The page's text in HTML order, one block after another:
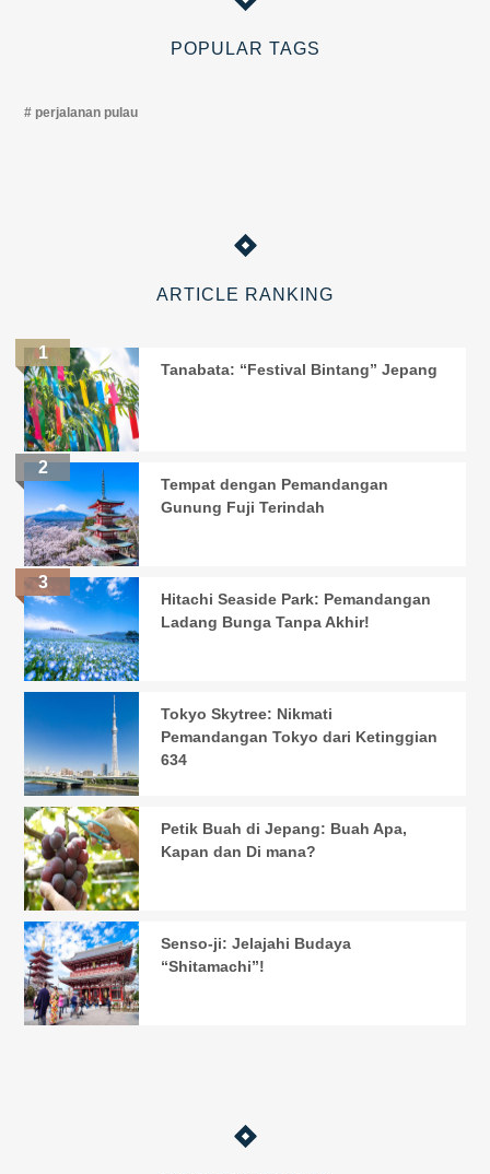
POPULAR TAGS
perjalanan pulau
ARTICLE RANKING
Tanabata: “Festival Bintang” Jepang
Tempat dengan Pemandangan
Gunung Fuji Terindah
Hitachi Seaside Park: Pemandangan
Ladang Bunga Tanpa Akhir!
Tokyo Skytree: Nikmati
Pemandangan Tokyo dari Ketinggian
634
Petik Buah di Jepang: Buah Apa,
Kapan dan Di mana?
Senso-ji: Jelajahi Budaya
“Shitamachi”!